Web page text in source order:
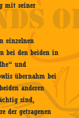
mit seiner
einzelnen
bei den beiden in
und
übernahm bei
anderen
sind,
der getragenen